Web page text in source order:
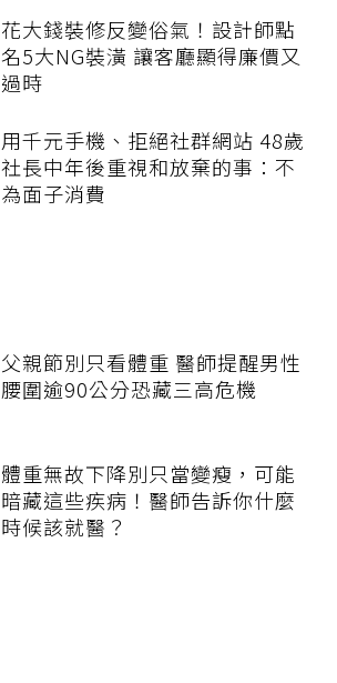
花大錢裝修反變俗氣！設計師點
名5大NG裝潢 讓客廳顯得廉價又
過時
用千元手機、拒絕社群網站 48歲
社長中年後重視和放棄的事：不
為面子消費
父親節別只看體重 醫師提醒男性
腰圍逾90公分恐藏三高危機
體重無故下降別只當變瘦，可能
暗藏這些疾病！醫師告訴你什麼
時候該就醫？